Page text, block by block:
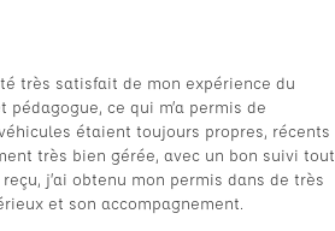
très satisfait de mon expérience du
ce qui m’a permis de
étaient toujours propres, récents
très bien gérée, avec un bon suivi tout
j’ai obtenu mon permis dans de très
et son accompagnement.